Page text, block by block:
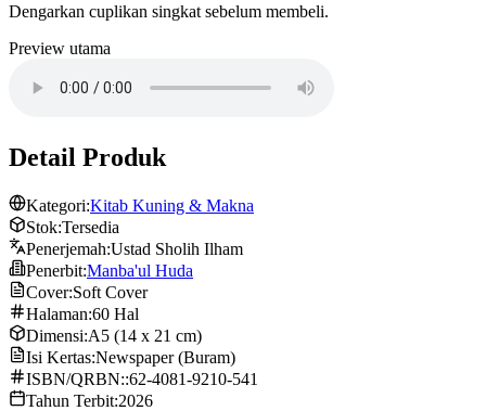
Dengarkan cuplikan singkat sebelum membeli.
Preview utama
Detail Produk
Kategori:Kitab Kuning & Makna
Stok:Tersedia
Penerjemah:Ustad Sholih Ilham
Penerbit:Manba'ul Huda
Cover:Soft Cover
Halaman:60 Hal
Dimensi:A5 (14 x 21 cm)
Isi Kertas:Newspaper (Buram)
ISBN/QRBN::62-4081-9210-541
Tahun Terbit:2026